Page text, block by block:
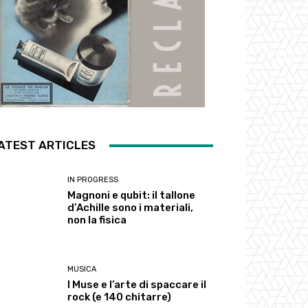
ARTICLES
IN PROGRESS
Magnoni e qubit: il tallone
d’Achille sono i materiali,
non la fisica
MUSICA
I Muse e l’arte di spaccare il
rock (e 140 chitarre)